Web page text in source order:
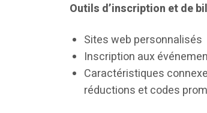
Outils d’inscription et de
Sites web personnalisés
Inscription aux
Caractéristiques
réductions et codes